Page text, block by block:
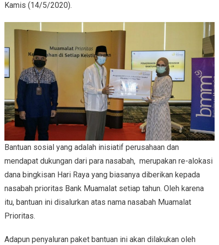
Kamis (14/5/2020).
Bantuan sosial yang adalah inisiatif perusahaan dan
mendapat dukungan dari para nasabah, merupakan re-alokasi
dana bingkisan Hari Raya yang biasanya diberikan kepada
nasabah prioritas Bank Muamalat setiap tahun. Oleh karena
itu, bantuan ini disalurkan atas nama nasabah Muamalat
Prioritas.
Adapun penyaluran paket bantuan ini akan dilakukan oleh